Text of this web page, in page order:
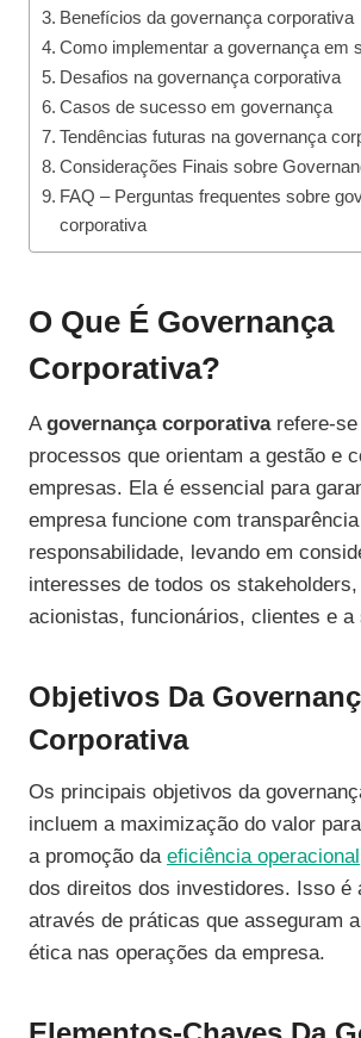
Benefícios da governança corporativa
Como implementar a governança em
Desafios na governança corporativa
Casos de sucesso em governança
Tendências futuras na governança
Considerações Finais sobre
FAQ – Perguntas frequentes sobre
corporativa
O Que É Governança
Corporativa?
Agovernança corporativarefere-se
processos que orientam a gestão e
empresas. Ela é essencial para
empresa funcione com
responsabilidade, levando em
interesses de todos os
acionistas, funcionários, clientes e a
Objetivos Da
Corporativa
Os principais objetivos da
incluem a maximização do valor
a promoção da eficiência operacional
dos direitos dos investidores. Isso é
através de práticas que asseguram
ética nas operações da empresa.